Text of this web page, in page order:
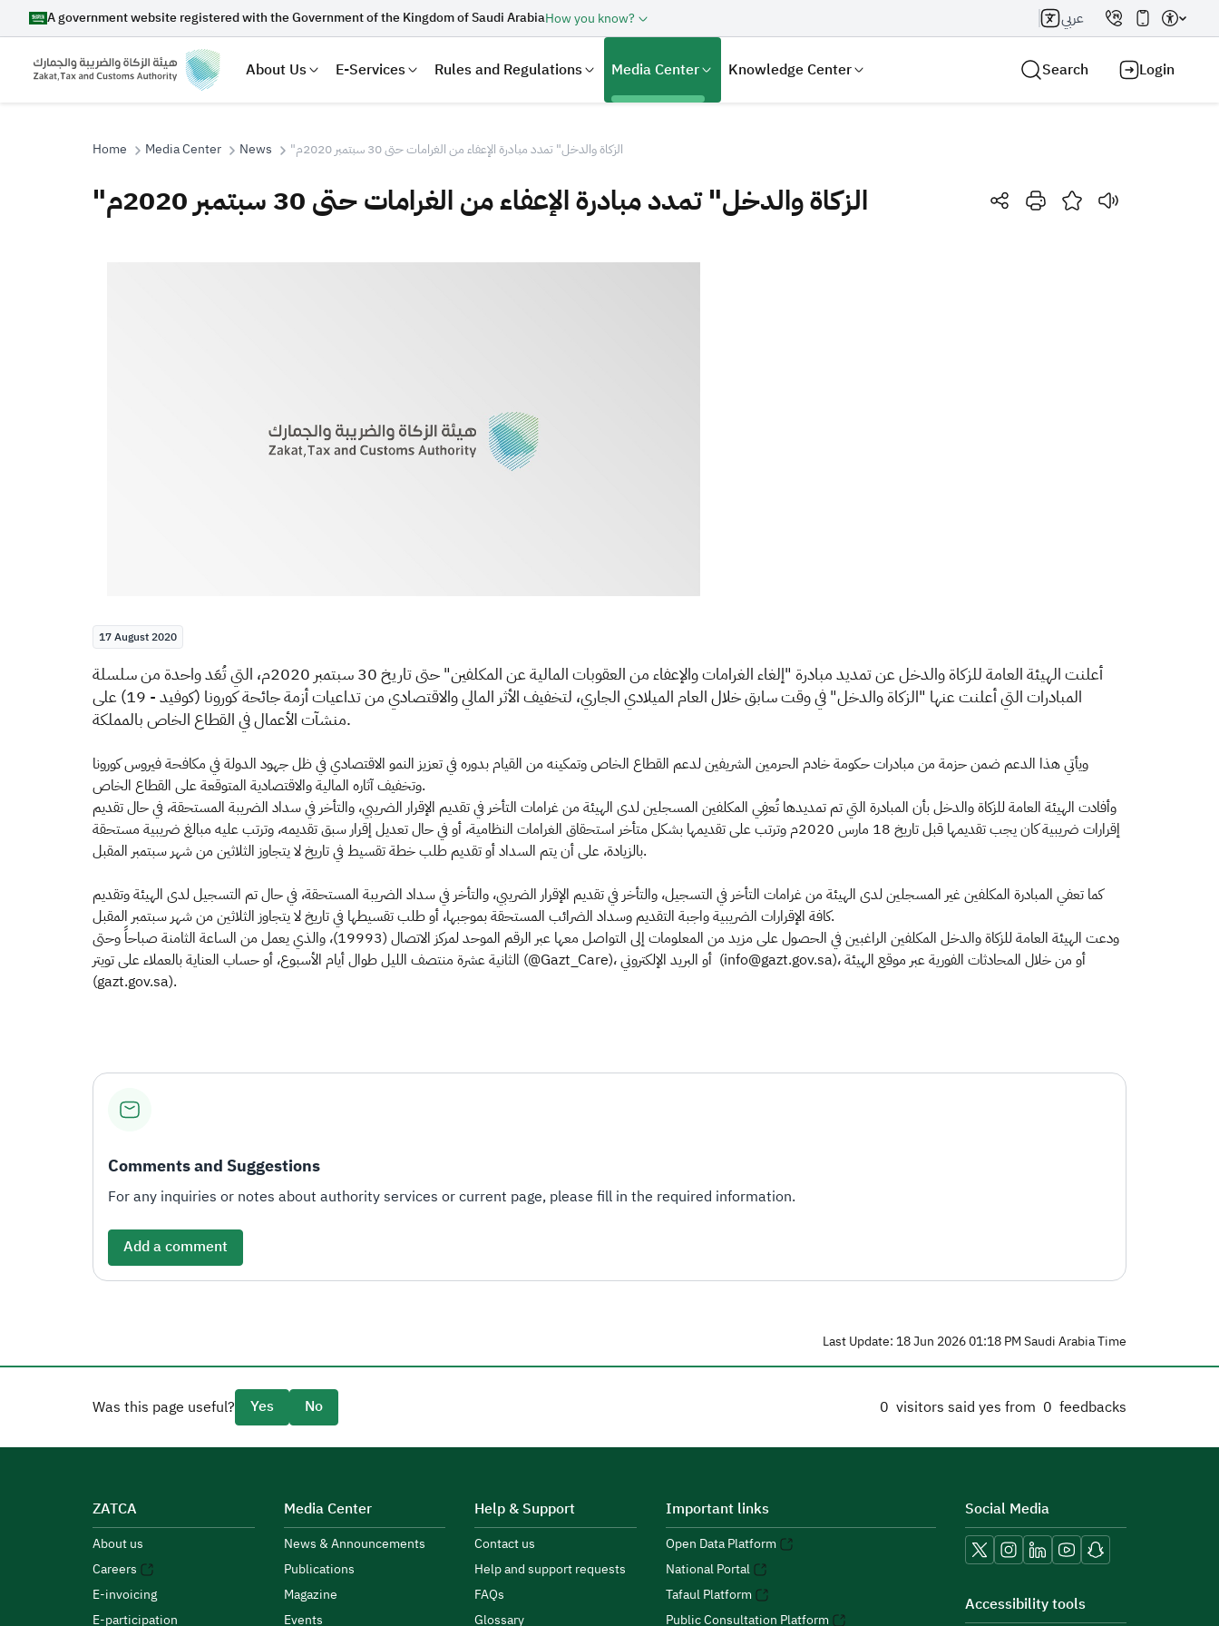
A government website registered with the Government of the Kingdom of Saudi ArabiaHow you know? عربي
About Us E-Services Rules and Regulations Media Center Knowledge Center Search Login
Search
Home Media Center News "الزكاة والدخل" تمدد مبادرة الإعفاء من الغرامات حتى 30 سبتمبر 2020م
"الزكاة والدخل" تمدد مبادرة الإعفاء من الغرامات حتى 30 سبتمبر 2020م
17 August 2020
​​أ
علنت الهيئة العامة للزكاة والدخل عن تمديد مبادرة "إلغاء الغرامات والإعفاء من العقوبات المالية عن المكلفين" حتى تاريخ 30 سبتمبر 2020م، التي تُعَد واحدة من سلسلة
المبادرات التي أعلنت عنها "الزكاة والدخل" في وقت سابق خلال العام الميلادي الجاري، لتخفيف الأثر المالي والاقتصادي من تداعيات أزمة جائحة كورونا (كوفيد - 19) على
منشآت الأعمال في القطاع الخاص بالمملكة.
ويأتي هذا الدعم ضمن حزمة من مبادرات حكومة خادم الحرمين الشريفين لدعم القطاع الخاص وتمكينه من القيام بدوره في تعزيز النمو الاقتصادي في ظل جهود الدولة في مكافحة فيروس كورونا
وتخفيف آثاره المالية والاقتصادية المتوقعة على القطاع الخاص.
وأفادت الهيئة العامة للزكاة والدخل بأن المبادرة التي تم تمديدها تُعفِي المكلفين المسجلين لدى الهيئة من غرامات التأخر في تقديم الإقرار الضريبي، والتأخر في سداد الضريبة المستحقة، في حال تقديم
إقرارات ضريبية كان يجب تقديمها قبل تاريخ 18 مارس 2020م وترتب على تقديمها بشكل متأخر استحقاق الغرامات النظامية، أو في حال تعديل إقرار سبق تقديمه، وترتب عليه مبالغ ضريبية مستحقة
بالزيادة، على أن يتم السداد أو تقديم طلب خطة تقسيط في تاريخ لا يتجاوز الثلاثين من شهر سبتمبر المقبل.
كما تعفي المبادرة المكلفين غير المسجلين لدى الهيئة من غرامات التأخر في التسجيل، والتأخر في تقديم الإقرار الضريبي، والتأخر في سداد الضريبة المستحقة، في حال تم التسجيل لدى الهيئة وتقديم
كافة الإقرارات الضريبية واجبة التقديم وسداد الضرائب المستحقة بموجبها، أو طلب تقسيطها في تاريخ لا يتجاوز الثلاثين من شهر سبتمبر المقبل.
ودعت الهيئة العامة للزكاة والدخل المكلفين الراغبين في الحصول على مزيد من المعلومات إلى التواصل معها عبر الرقم الموحد لمركز الاتصال (19993)، والذي يعمل من الساعة الثامنة صباحاً وحتى
الثانية عشرة منتصف الليل طوال أيام الأسبوع، أو حساب العناية بالعملاء على تويتر (@Gazt_Care)، أو البريد الإلكتروني (info@gazt.gov.sa)، أو من خلال المحادثات الفورية عبر موقع الهيئة
(gazt.gov.sa).
Comments and Suggestions
For any inquiries or notes about authority services or current page, please fill in the required information.
Add a comment
Last Update: 18 Jun 2026 01:18 PM Saudi Arabia Time
0 visitors said yes from 0 feedbacks
Was this page useful? Yes No
ZATCA
About us
Careers
E-invoicing
E-participation
Media Center
News & Announcements
Publications
Magazine
Events
Help & Support
Contact us
Help and support requests
FAQs
Glossary
Important links
Open Data Platform
National Portal
Tafaul Platform
Public Consultation Platform
Social Media
Accessibility tools